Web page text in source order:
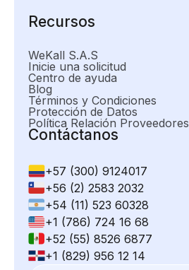
Recursos
WeKall S.A.S
Inicie una solicitud
Centro de ayuda
Blog
Términos y Condiciones
Protección de Datos
Política Relación Proveedores
Contáctanos
+57 (300) 9124017
+56 (2) 2583 2032
+54 (11) 523 60328
+1 (786) 724 16 68
+52 (55) 8526 6877
+1 (829) 956 12 14